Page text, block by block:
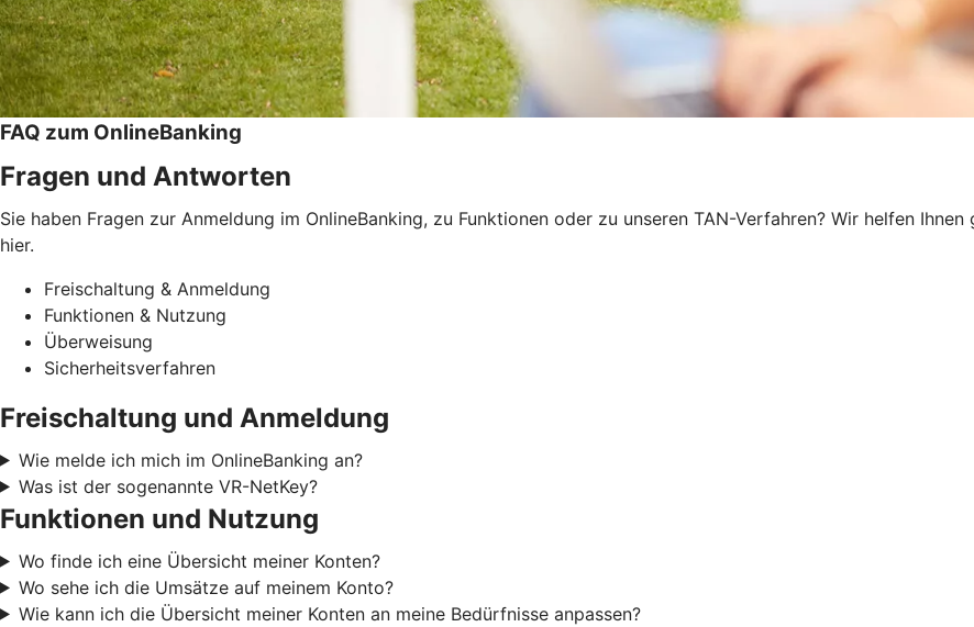
FAQ zum OnlineBanking
Fragen und Antworten
Sie haben Fragen zur Anmeldung im OnlineBanking, zu Funktionen oder zu unseren TAN-Verfahren? Wir helfen
hier.
Freischaltung & Anmeldung
Funktionen & Nutzung
Überweisung
Sicherheitsverfahren
Freischaltung und Anmeldung
Wie melde ich mich im OnlineBanking an?
Was ist der sogenannte VR-NetKey?
Funktionen und Nutzung
Wo finde ich eine Übersicht meiner Konten?
Wo sehe ich die Umsätze auf meinem Konto?
Wie kann ich die Übersicht meiner Konten an meine Bedürfnisse anpassen?